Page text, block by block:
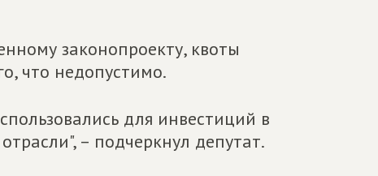
законопроекту, квоты
что недопустимо.
для инвестиций в
– подчеркнул депутат.